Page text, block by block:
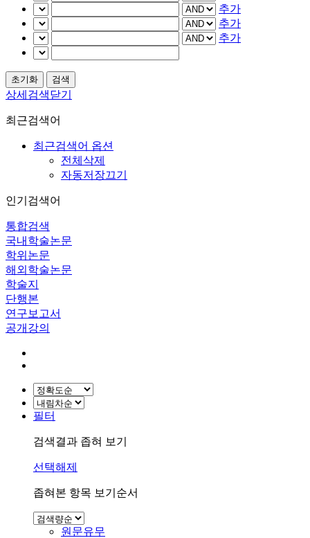
추가
추가
추가
상세검색닫기
최근검색어
최근검색어 옵션
전체삭제
자동저장끄기
인기검색어
통합검색
국내학술논문
학위논문
해외학술논문
학술지
단행본
연구보고서
공개강의
필터
검색결과 좁혀 보기
선택해제
좁혀본 항목 보기순서
원문유무